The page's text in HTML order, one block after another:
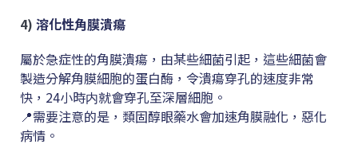
4) 溶化性角膜潰瘍
屬於急症性的角膜潰瘍，由某些細菌引起，這些細菌會
製造分解角膜細胞的蛋白酶，令潰瘍穿孔的速度非常
快，24小時内就會穿孔至深層細胞。
📍需要注意的是，類固醇眼藥水會加速角膜融化，惡化
病情。